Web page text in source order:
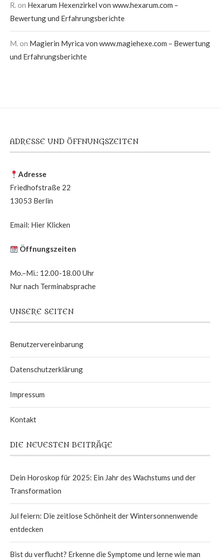
R.on Hexarum Hexenzirkel von www.hexarum.com –
Bewertung und Erfahrungsberichte
M.on Magierin Myrica von www.magiehexe.com – Bewertung
und Erfahrungsberichte
ADRESSE UND ÖFFNUNGSZEITEN
Adresse
Friedhofstraße 22
13053 Berlin
Email: Hier Klicken
Öffnungszeiten
Mo.–Mi.: 12.00-18.00 Uhr
Nur nach Terminabsprache
UNSERE SEITEN
Benutzervereinbarung
Datenschutzerklärung
Impressum
Kontakt
DIE NEUESTEN BEITRÄGE
Dein Horoskop für 2025: Ein Jahr des Wachstums und der
Transformation
Jul feiern: Die zeitlose Schönheit der Wintersonnenwende
entdecken
Bist du verflucht? Erkenne die Symptome und lerne wie man